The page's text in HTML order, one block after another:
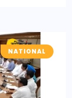
NATIONAL